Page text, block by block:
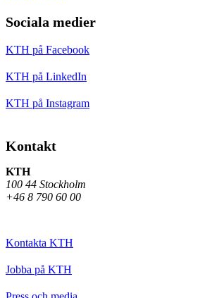
Sociala medier
KTH på Facebook
KTH på LinkedIn
KTH på Instagram
Kontakt
KTH
100 44 Stockholm
+46 8 790 60 00
Kontakta KTH
Jobba på KTH